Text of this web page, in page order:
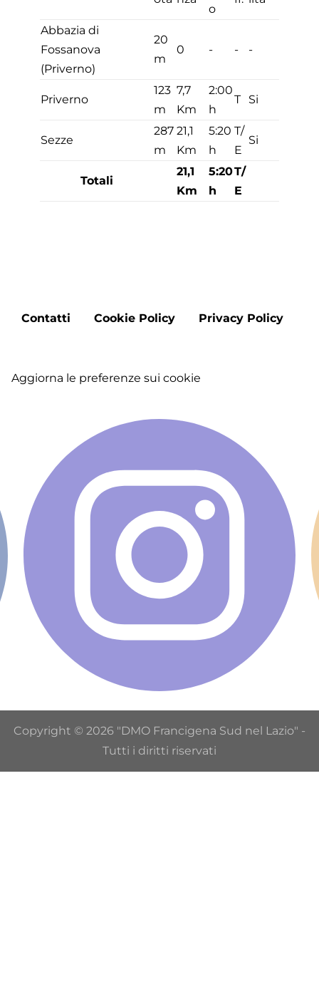
o
Abbazia di
Fossanova
(Priverno)
20
m
0 - - -
Priverno
123
m
7,7
Km
2:00
h
T Si
Sezze
287
m
21,1
Km
5:20
h
T/
E
Si
Totali
21,1
Km
5:20
h
T/
E
Footer
Contatti Cookie Policy Privacy Policy
Aggiorna le preferenze sui cookie
Copyright © 2026 "DMO Francigena Sud nel Lazio" -
Tutti i diritti riservati